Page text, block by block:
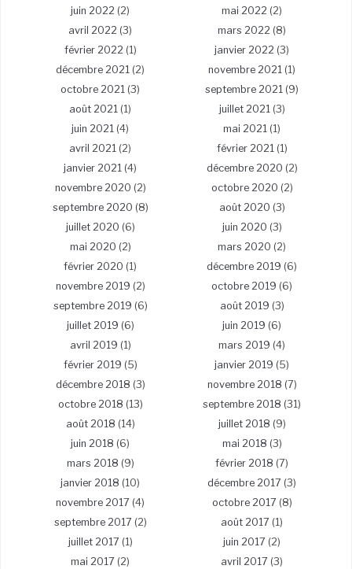
juin 2022 (2) mai 2022 (2)
avril 2022 (3) mars 2022 (8)
février 2022 (1) janvier 2022 (3)
décembre 2021 (2) novembre 2021 (1)
octobre 2021 (3) septembre 2021 (9)
août 2021 (1) juillet 2021(3)
juin 2021 (4) mai 2021 (1)
avril 2021 (2) février 2021(1)
janvier 2021 (4) décembre 2020 (2)
novembre 2020 (2) octobre 2020 (2)
septembre 2020 (8) août 2020 (3)
juillet 2020 (6) juin 2020 (3)
mai 2020 (2) mars 2020 (2)
février 2020 (1) décembre 2019 (6)
novembre 2019 (2) octobre 2019 (6)
septembre 2019 (6) août 2019 (3)
juillet 2019 (6) juin 2019 (6)
avril 2019 (1) mars 2019 (4)
février 2019 (5) janvier 2019 (5)
décembre 2018 (3) novembre 2018 (7)
octobre 2018 (13) septembre 2018 (31)
août 2018 (14) juillet 2018 (9)
juin 2018 (6) mai 2018 (3)
mars 2018 (9) février 2018 (7)
janvier 2018 (10) décembre 2017 (3)
novembre 2017 (4) octobre 2017 (8)
septembre 2017 (2) août 2017 (1)
juillet 2017 (1) juin 2017 (2)
mai 2017 (2) avril 2017 (3)